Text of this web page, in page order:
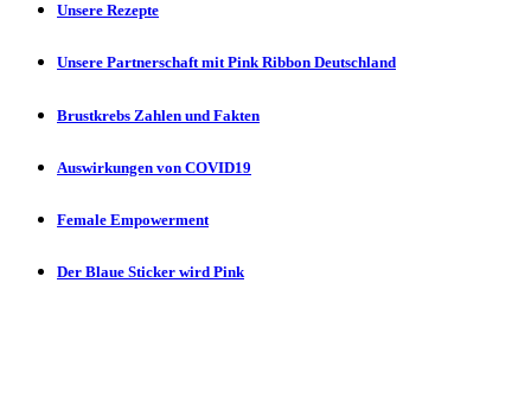
Unsere Rezepte
Unsere Partnerschaft mit Pink Ribbon Deutschland
Brustkrebs Zahlen und Fakten
Auswirkungen von COVID19
Female Empowerment
Der Blaue Sticker wird Pink